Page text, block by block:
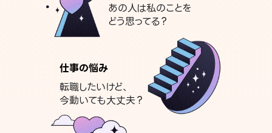
あの人は私のことを
どう思ってる？
仕事の悩み
転職したいけど、
今動いても大丈夫？